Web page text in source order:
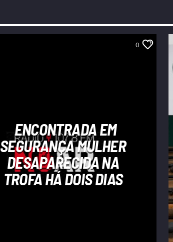
0
ENCONTRADA EM
SEGURANÇA MULHER
DESAPARECIDA NA
TROFA HÁ DOIS DIAS